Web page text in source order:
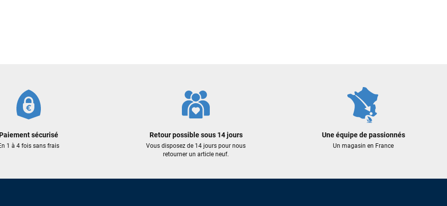
sécurisé
1 à 4 fois sans frais
Retour possible sous 14 jours
Vous disposez de 14 jours pour nous
retourner un article neuf.
Une équipe de passionnés
Un magasin en France
Sébastien BACHELIER
Cela faisait 6 mois que je galérais à remplacer ma board eux m'ont
trouvé une pépite à laquelle je n'aurais jamais pensé ! Excellent conseil
excellent prix et en plus super sympas. Merci encore pour cette severne